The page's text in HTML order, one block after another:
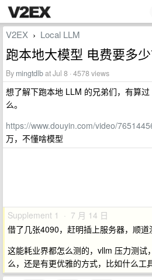
V2EX › Local LLM
跑本地大模型 电费要多少
By mingtdlbat Jul 8 · 4578 views
想了解下跑本地 LLM 的兄弟们，有算
么。
https://www.douyin.com/video/
万，不懂啥模型
Supplement 1 · 7 月 14 日
借了几张4090，赶明插上服务器，顺道
这能耗业界都怎么测的，vllm 压力测试
么，还是有更优雅的方式，比如什么工